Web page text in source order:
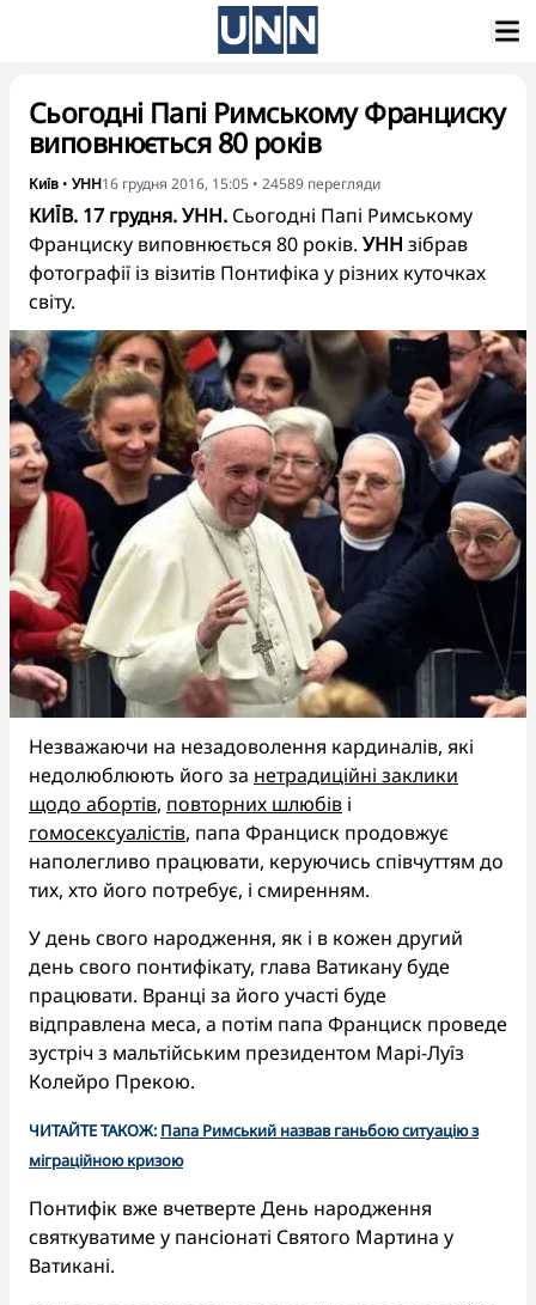
Сьогодні Папі Римському Франциску
виповнюється 80 років
Київ • УНН16 грудня 2016, 15:05 • 24589 перегляди
КИЇВ. 17 грудня. УНН. Сьогодні Папі Римському
Франциску виповнюється 80 років. УНН зібрав
фотографії із візитів Понтифіка у різних куточках
світу.
Незважаючи на незадоволення кардиналів, які
недолюблюють його за нетрадиційні заклики
щодо абортів, повторних шлюбів і
гомосексуалістів, папа Франциск продовжує
наполегливо працювати, керуючись співчуттям до
тих, хто його потребує, і смиренням.
У день свого народження, як і в кожен другий
день свого понтифікату, глава Ватикану буде
працювати. Вранці за його участі буде
відправлена меса, а потім папа Франциск проведе
зустріч з мальтійським президентом Марі-Луїз
Колейро Прекою.
ЧИТАЙТЕ ТАКОЖ: Папа Римський назвав ганьбою ситуацію з
міграційною кризою
Понтифік вже вчетверте День народження
святкуватиме у пансіонаті Святого Мартина у
Ватикані.